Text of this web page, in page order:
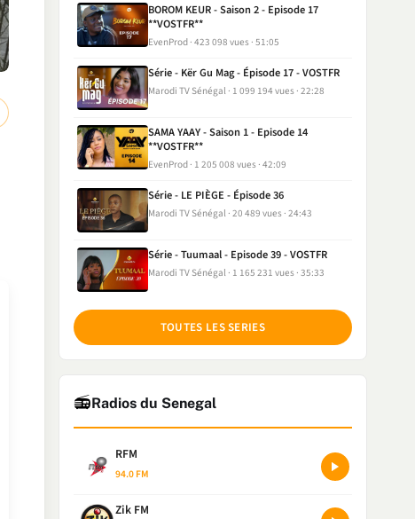
BOROM KEUR - Saison 2 - Episode 17
**VOSTFR**
EvenProd 423 098 vues 51:05
Série - Kër Gu Mag - Épisode 17 - VOSTFR
Marodi TV Sénégal 1 099 194 vues 22:28
SAMA YAAY - Saison 1 - Episode 14
**VOSTFR**
EvenProd 1 205 008 vues 42:09
Série - LE PIÈGE - Épisode 36
Marodi TV Sénégal 20 489 vues 24:43
Série - Tuumaal - Episode 39 - VOSTFR
Marodi TV Sénégal 1 165 231 vues 35:33
TOUTES LES SERIES
📻Radios du Senegal
RFM
94.0 FM
Zik FM